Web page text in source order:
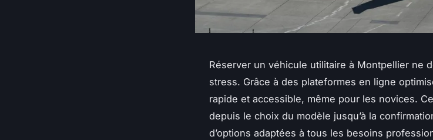
Réserver un véhicule utilitaire à Montpellier ne
stress. Grâce à des plateformes en ligne
rapide et accessible, même pour les novices.
depuis le choix du modèle jusqu’à la
d’options adaptées à tous les besoins